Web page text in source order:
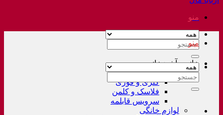
منو
جستجو
خانه و آشپزخانه
لوازم خانگی غیر برقی
کتری و قوری
فلاسک و کلمن
سرویس قابلمه
لوازم خانگی
منو
جستجو